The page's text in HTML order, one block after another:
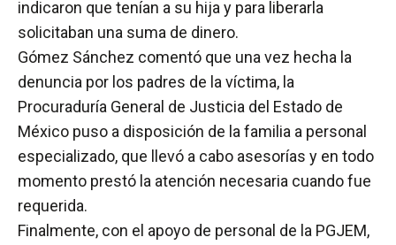
indicaron que tenían a su hija y para liberarla
solicitaban una suma de dinero.
Gómez Sánchez comentó que una vez hecha la
denuncia por los padres de la víctima, la
Procuraduría General de Justicia del Estado de
México puso a disposición de la familia a personal
especializado, que llevó a cabo asesorías y en todo
momento prestó la atención necesaria cuando fue
requerida.
Finalmente, con el apoyo de personal de la PGJEM,